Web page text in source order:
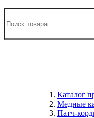
Каталог
Медные
Патч-